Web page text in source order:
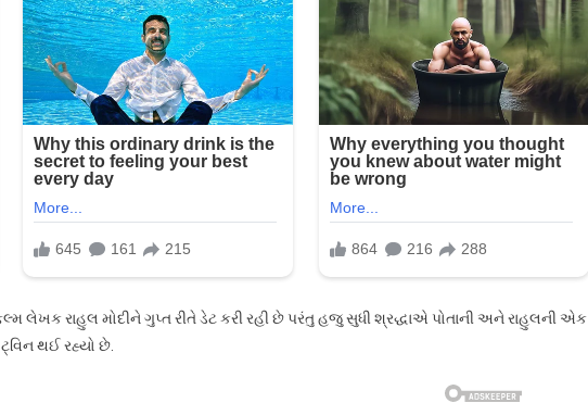
લેખક રાહુલ મોદીને ગુપ્ત રીતે ડેટ કરી રહી છે પરંતુ હજુ સુધી શ્રદ્ધાએ પોતાની અને રાહુલની એક
થઈ રહ્યો છે.